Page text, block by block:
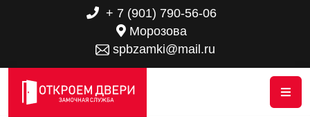
+ 7 (901) 790-56-06
Морозова
spbzamki@mail.ru